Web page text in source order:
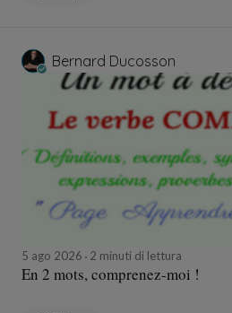
Bernard Ducosson
5 ago 2026 2 minuti di lettura
En 2 mots, comprenez-moi !